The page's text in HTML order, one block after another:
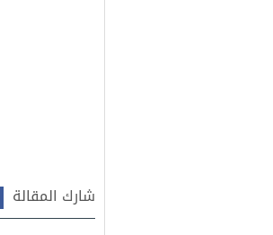
شارك المقالة